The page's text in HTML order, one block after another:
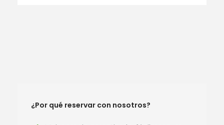
¿Por qué reservar con nosotros?